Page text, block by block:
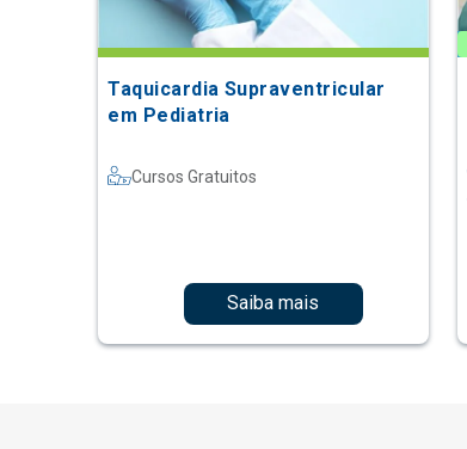
Taquicardia Supraventricular
em Pediatria
Cursos Gratuitos
Saiba mais